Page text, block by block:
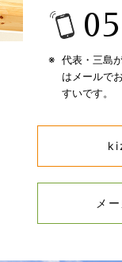
代表・三島
はメールで
すいです。​
メ